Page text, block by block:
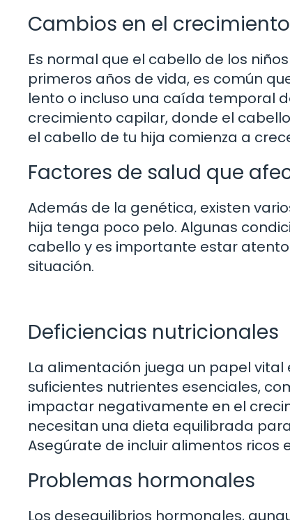
Cambios en el
Es normal que el cabello de los
primeros años de vida, es común
lento o incluso una caída temporal
crecimiento capilar, donde el
el cabello de tu hija comienza a
Factores de salud que
Además de la genética, existen
hija tenga poco pelo. Algunas
cabello y es importante estar
situación.
Deficiencias nutricionales
La alimentación juega un papel
suficientes nutrientes esenciales,
impactar negativamente en el
necesitan una dieta equilibrada
Asegúrate de incluir alimentos ricos
Problemas hormonales
Los desequilibrios hormonales,